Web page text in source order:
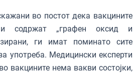
во постот дека вакцините
содржат „графен оксид и
ги имат поминато сите
употреба. Медицински експерти
вакцините нема вакви состојки,